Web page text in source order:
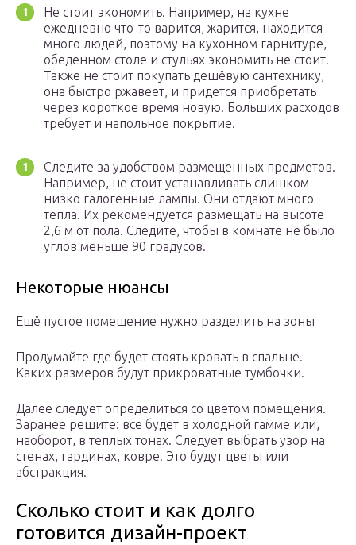
Не стоит экономить. Например, на кухне
ежедневно что-то варится, жарится, находится
много людей, поэтому на кухонном гарнитуре,
обеденном столе и стульях экономить не стоит.
Также не стоит покупать дешёвую сантехнику,
она быстро ржавеет, и придется приобретать
через короткое время новую. Больших расходов
требует и напольное покрытие.
Следите за удобством размещенных предметов.
Например, не стоит устанавливать слишком
низко галогенные лампы. Они отдают много
тепла. Их рекомендуется размещать на высоте
2,6 м от пола. Следите, чтобы в комнате не было
углов меньше 90 градусов.
Некоторые нюансы
Ещё пустое помещение нужно разделить на зоны
Продумайте где будет стоять кровать в спальне.
Каких размеров будут прикроватные тумбочки.
Далее следует определиться со цветом помещения.
Заранее решите: все будет в холодной гамме или,
наоборот, в теплых тонах. Следует выбрать узор на
стенах, гардинах, ковре. Это будут цветы или
абстракция.
Сколько стоит и как долго
готовится дизайн-проект